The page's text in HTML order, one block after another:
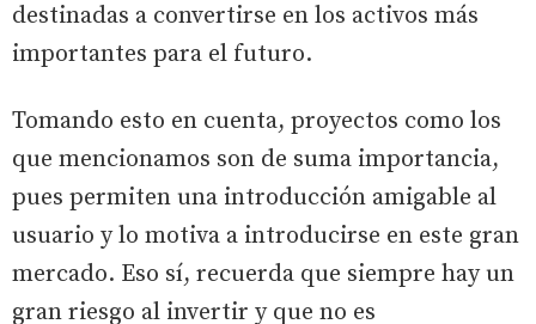
destinadas a convertirse en los activos más
importantes para el futuro.
Tomando esto en cuenta, proyectos como los
que mencionamos son de suma importancia,
pues permiten una introducción amigable al
usuario y lo motiva a introducirse en este gran
mercado. Eso sí, recuerda que siempre hay un
gran riesgo al invertir y que no es